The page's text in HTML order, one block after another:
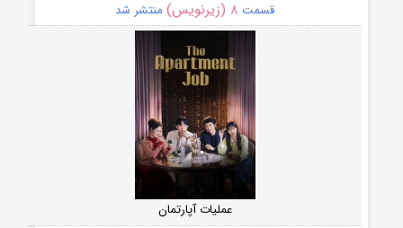
قسمت ۸ (زیرنویس) منتشر شد
عملیات آپارتمان